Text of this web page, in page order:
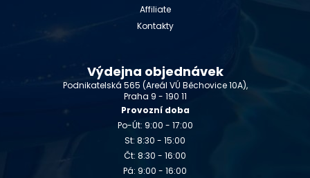
Affiliate
Kontakty
Výdejna objednávek
Podnikatelská 565 (Areál VÚ Běchovice 10A),
Praha 9 - 190 11
Provozní doba
Po-Út: 9:00 - 17:00
St: 8:30 - 15:00
Čt: 8:30 - 16:00
Pá: 9:00 - 16:00